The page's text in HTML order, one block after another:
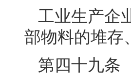
工业生产企
部物料的堆存
第四十九条